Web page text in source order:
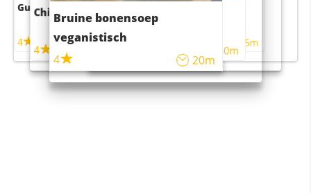
Guacamole
4
Chili con carne
4 45m
Bruine bonensoep
veganistisch
4
20m
Sushi rijstsalade
maaltijdsalade
40m
4 55m